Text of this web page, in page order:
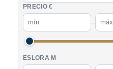
PRECIO €
–
ESLORA M